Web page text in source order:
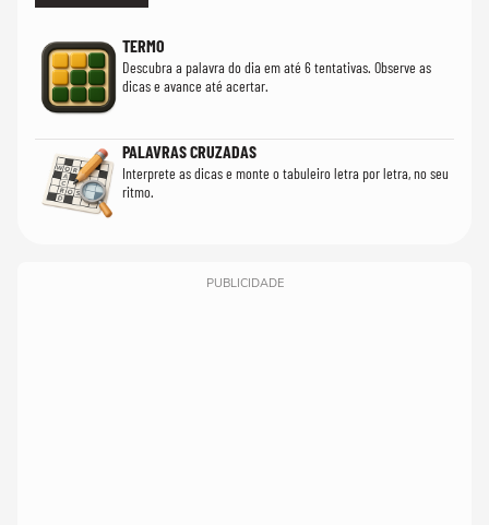
TERMO
Descubra a palavra do dia em até 6 tentativas. Observe as
dicas e avance até acertar.
PALAVRAS CRUZADAS
Interprete as dicas e monte o tabuleiro letra por letra, no seu
ritmo.
PUBLICIDADE